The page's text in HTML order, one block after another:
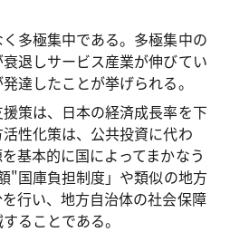
多極集中である。多極集中の
退しサービス産業が伸びてい
達したことが挙げられる。
策は、日本の経済成長率を下
性化策は、公共投資に代わ
基本的に国によってまかなう
"国庫負担制度」や類似の地方
行い、地方自治体の社会保障
ることである。